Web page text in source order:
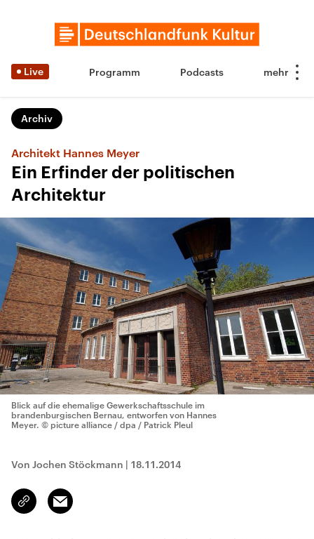
Live Programm Podcasts
Archiv
Architekt Hannes Meyer
Ein Erfinder der politischen
Architektur
Blick auf die ehemalige Gewerkschaftsschule im
brandenburgischen Bernau, entworfen von Hannes
Meyer. © picture alliance / dpa / Patrick Pleul
Von Jochen Stöckmann | 18.11.2014
Link
kopieren/teilen
Email